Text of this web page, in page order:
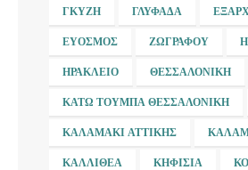
ΓΚΎΖΗ ΓΛΥΦΆΔΑ
ΕΎΟΣΜΟΣ ΖΩΓΡΆΦΟΥ
ΗΡΆΚΛΕΙΟ ΘΕΣΣΑΛΟΝΊΚΗ
ΚΆΤΩ ΤΟΎΜΠΑ ΘΕΣΣΑΛΟΝΊΚΗ
ΚΑΛΑΜΆΚΙ ΑΤΤΙΚΉΣ
ΚΑΛΛΙΘΈΑ ΚΗΦΙΣΙΆ